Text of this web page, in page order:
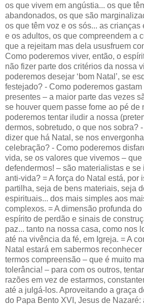
os que vivem em angústia... os que
abandonados, os que são
os que têm voz e os sós... as
e os adultos, os que compreendem a
que a rejeitam mas dela ususfruem
Como poderemos viver, então, o
não fizer parte dos critérios da nossa
poderemos desejar ‘bom Natal’, se
festejado? - Como poderemos
presentes – a maior parte das vezes
se houver quem passe fome ao pé de
poderemos tentar iludir a nossa
dermos, sobretudo, o que nos sobra?
dizer que há Natal, se nos
celebração? - Como poderemos
vida, se os valores que vivemos –
defendermos! – são materialistas e se
anti-vida? = A força do Natal está, por
partilha, seja de bens materiais, seja
espirituais... dos mais simples aos
complexos. = A dimensão profunda
espírito de perdão e sinais de
paz... tanto na nossa casa, como nos
até na vivência da fé, em Igreja. = A
Natal estará em sabermos
termos compreensão – que é muito
tolerância! – para com os outros,
razões em vez de estarmos,
até a julgá-los. Aproveitando a graça
do Papa Bento XVI, Jesus de Nazaré: